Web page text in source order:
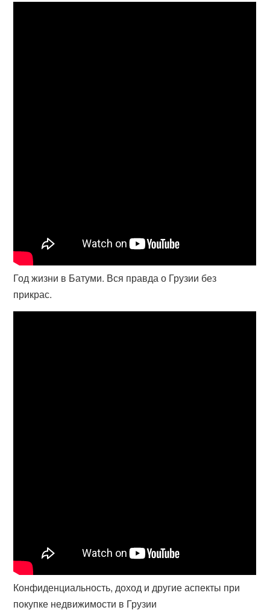
Год жизни в Батуми. Вся правда о Грузии без
прикрас.
Конфиденциальность, доход и другие аспекты при
покупке недвижимости в Грузии